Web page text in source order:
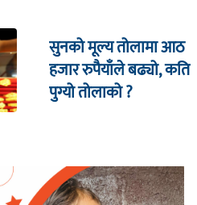
सुनको मूल्य तोलामा आठ
हजार रुपैयाँले बढ्यो, कति
पुग्यो तोलाको ?